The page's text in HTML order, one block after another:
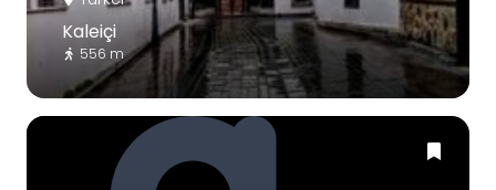
Kaleiçi
556 m